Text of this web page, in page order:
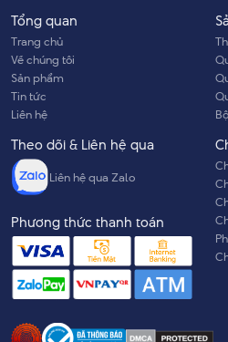
Tổng quan
Trang chủ
Về chúng tôi
Sản phẩm
Tin tức
Liên hệ
Theo dõi & Liên hệ qua
Liên hệ qua Zalo
Phương thức thanh toán